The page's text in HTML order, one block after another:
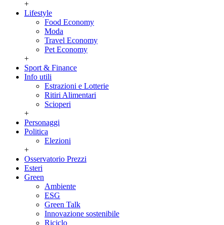
+
Lifestyle
Food Economy
Moda
Travel Economy
Pet Economy
+
Sport & Finance
Info utili
Estrazioni e Lotterie
Ritiri Alimentari
Scioperi
+
Personaggi
Politica
Elezioni
+
Osservatorio Prezzi
Esteri
Green
Ambiente
ESG
Green Talk
Innovazione sostenibile
Riciclo